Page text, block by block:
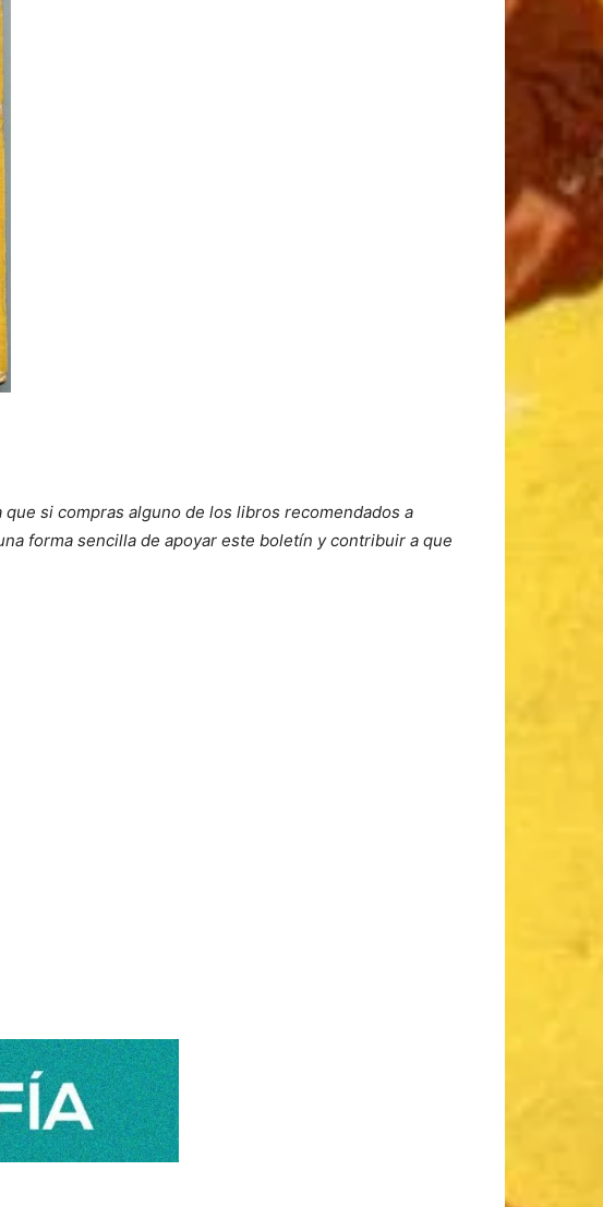
si compras alguno de los libros recomendados a
forma sencilla de apoyar este boletín y contribuir a que